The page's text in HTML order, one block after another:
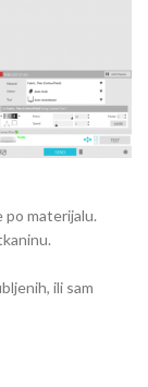
po materijalu.
ili sam